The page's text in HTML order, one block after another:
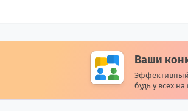
Ваши
Эффективный
будь у всех на